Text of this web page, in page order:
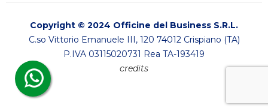
Copyright © 2024 Officine del Business S.R.L.
C.so Vittorio Emanuele III, 120 74012 Crispiano (TA)
P.IVA 03115020731 Rea TA-193419
credits